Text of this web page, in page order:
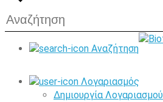
Αναζήτηση
Λογαριασμός
Δημιουργία Λογαριασμού